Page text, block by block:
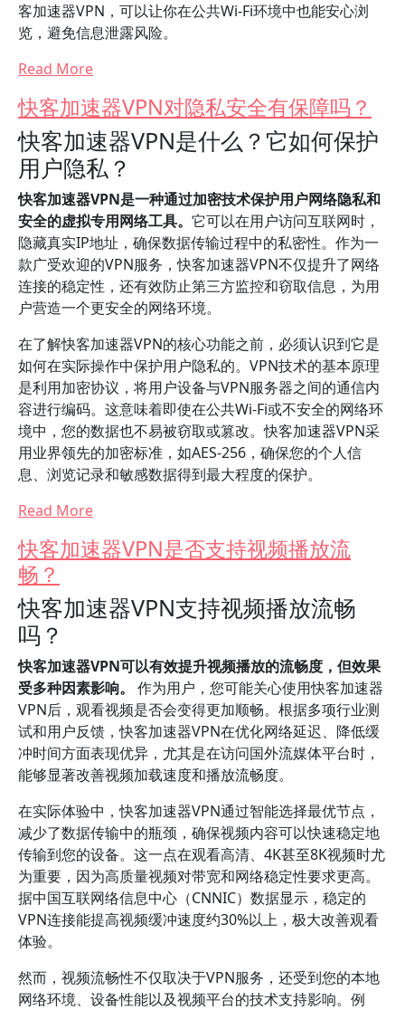
客加速器VPN，可以让你在公共Wi-Fi环境中也能安心浏
览，避免信息泄露风险。
Read More
快客加速器VPN对隐私安全有保障吗？
快客加速器VPN是什么？它如何保护
用户隐私？
快客加速器VPN是一种通过加密技术保护用户网络隐私和
安全的虚拟专用网络工具。 它可以在用户访问互联网时，
隐藏真实IP地址，确保数据传输过程中的私密性。作为一
款广受欢迎的VPN服务，快客加速器VPN不仅提升了网络
连接的稳定性，还有效防止第三方监控和窃取信息，为用
户营造一个更安全的网络环境。
在了解快客加速器VPN的核心功能之前，必须认识到它是
如何在实际操作中保护用户隐私的。VPN技术的基本原理
是利用加密协议，将用户设备与VPN服务器之间的通信内
容进行编码。这意味着即使在公共Wi-Fi或不安全的网络环
境中，您的数据也不易被窃取或篡改。快客加速器VPN采
用业界领先的加密标准，如AES-256，确保您的个人信
息、浏览记录和敏感数据得到最大程度的保护。
Read More
快客加速器VPN是否支持视频播放流
畅？
快客加速器VPN支持视频播放流畅
吗？
快客加速器VPN可以有效提升视频播放的流畅度，但效果
受多种因素影响。
作为用户，您可能关心使用快客加速器
VPN后，观看视频是否会变得更加顺畅。根据多项行业测
试和用户反馈，快客加速器VPN在优化网络延迟、降低缓
冲时间方面表现优异，尤其是在访问国外流媒体平台时，
能够显著改善视频加载速度和播放流畅度。
在实际体验中，快客加速器VPN通过智能选择最优节点，
减少了数据传输中的瓶颈，确保视频内容可以快速稳定地
传输到您的设备。这一点在观看高清、4K甚至8K视频时尤
为重要，因为高质量视频对带宽和网络稳定性要求更高。
据中国互联网络信息中心（CNNIC）数据显示，稳定的
VPN连接能提高视频缓冲速度约30%以上，极大改善观看
体验。
然而，视频流畅性不仅取决于VPN服务，还受到您的本地
网络环境、设备性能以及视频平台的技术支持影响。例